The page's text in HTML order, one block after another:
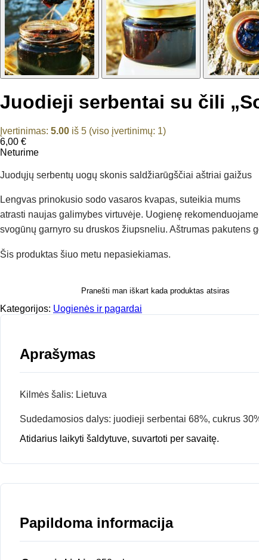
Juodieji serbentai su čili
Įvertinimas: 5.00 iš 5 (viso įvertinimų: 1)
6,00 €
Neturime
Juodųjų serbentų uogų skonis saldžiarūgščiai aštriai gaižus
Lengvas prinokusio sodo vasaros kvapas, suteikia mums
atrasti naujas galimybes virtuvėje. Uogienę
svogūnų garnyro su druskos žiupsneliu. Aštrumas
Šis produktas šiuo metu nepasiekiamas.
Pranešti man iškart kada produktas atsiras
Kategorijos: Uogienės ir pagardai
Aprašymas
Kilmės šalis: Lietuva
Sudedamosios dalys: juodieji serbentai 68%, cukrus
Atidarius laikyti šaldytuve, suvartoti per savaitę.
Papildoma informacija